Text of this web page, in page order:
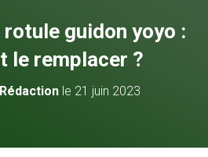
guidon yoyo :
le remplacer ?
le 21 juin 2023